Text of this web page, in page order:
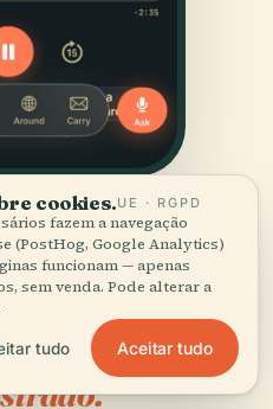
cookies.UE · RGPD
fazem a navegação
(PostHog, Google Analytics)
funcionam — apenas
sem venda. Pode alterar a
tudo Aceitar tudo